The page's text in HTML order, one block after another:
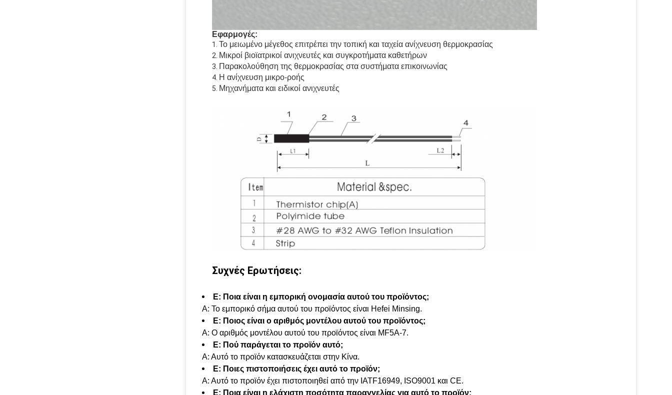
Εφαρμογές:
Το μειωμένο μέγεθος επιτρέπει την τοπική και ταχεία ανίχνευση θερμοκρασίας
Μικροί βιοϊατρικοί ανιχνευτές και συγκροτήματα καθετήρων
Παρακολούθηση της θερμοκρασίας στα συστήματα επικοινωνίας
Η ανίχνευση μικρο-ροής
Μηχανήματα και ειδικοί ανιχνευτές
Συχνές Ερωτήσεις:
Ε: Ποια είναι η εμπορική ονομασία αυτού του προϊόντος;
Α: Το εμπορικό σήμα αυτού του προϊόντος είναι Hefei Minsing.
Ε: Ποιος είναι ο αριθμός μοντέλου αυτού του προϊόντος;
Α: Ο αριθμός μοντέλου αυτού του προϊόντος είναι MF5A-7.
Ε: Πού παράγεται το προϊόν αυτό;
Α: Αυτό το προϊόν κατασκευάζεται στην Κίνα.
Ε: Ποιες πιστοποιήσεις έχει αυτό το προϊόν;
Α: Αυτό το προϊόν έχει πιστοποιηθεί από την IATF16949, ISO9001 και CE.
Ε: Ποια είναι η ελάχιστη ποσότητα παραγγελίας για αυτό το προϊόν;